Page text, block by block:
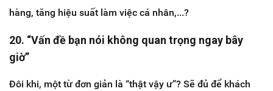
hàng, tăng hiệu suất làm việc cá nhân,...?
20. “Vấn đề bạn nói không quan trọng ngay bây
giờ”
Đôi khi, một từ đơn giản là “thật vậy ư”? Sẽ đủ để khách